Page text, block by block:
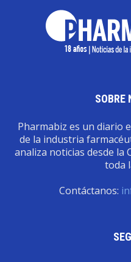
SOBRE
Pharmabiz es un diario
de la industria
analiza noticias desde la
toda
Contáctanos: